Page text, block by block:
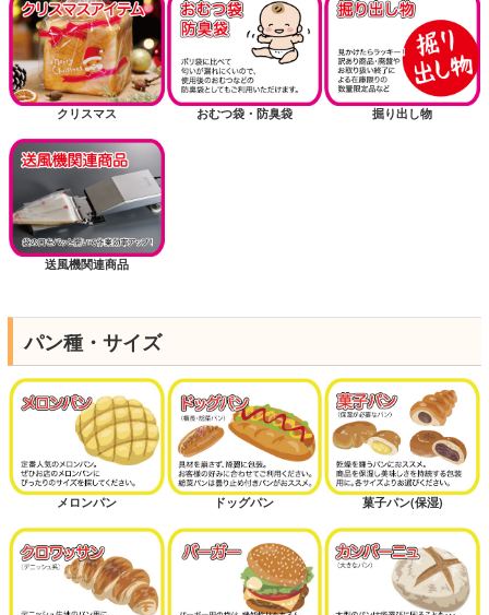
クリスマス おむつ袋・防臭袋 掘り出し物
送風機関連商品
パン種・サイズ
メロンパン ドッグパン 菓子パン(保湿)